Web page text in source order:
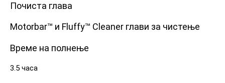
Почиста глава
Motorbar™ и Fluffy™ Cleaner глави за чистење
Време на полнење
3.5 часа